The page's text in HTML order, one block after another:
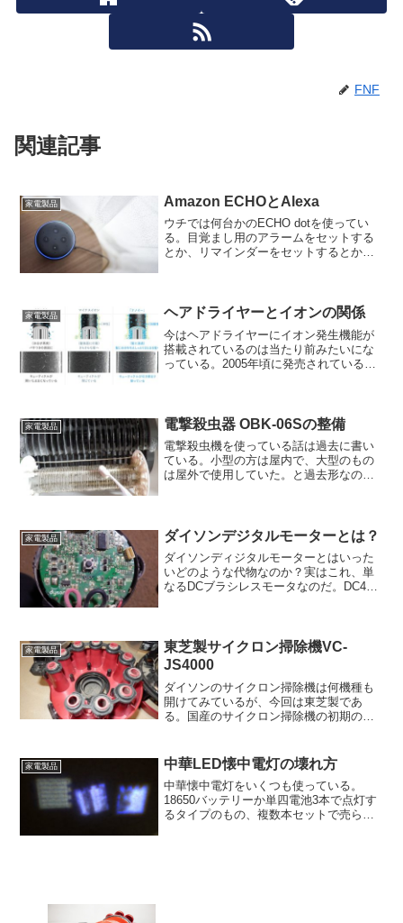
FNF
関連記事
家電製品 Amazon ECHOとAlexa
ウチでは何台かのECHO dotを使ってい
る。目覚まし用のアラームをセットする
とか、リマインダーをセットするとか、
来るが、一番使用頻...
家電製品 ヘアドライヤーとイオンの関係
今はヘアドライヤーにイオン発生機能が
搭載されているのは当たり前みたいにな
っている。2005年頃に発売されている各
いだろうか。上の図はP...
家電製品 電撃殺虫器 OBK-06Sの整備
電撃殺虫機を使っている話は過去に書い
ている。小型の方は屋内で、大型のもの
は屋外で使用していた。と過去形なの
けるならもっと大型のものが...
家電製品 ダイソンデジタルモーターとは？
ダイソンディジタルモーターとはいった
いどのような代物なのか？実はこれ、単
なるDCブラシレスモータなのだ。DC45
考えて3相...
家電製品
東芝製サイクロン掃除機VC-
JS4000
ダイソンのサイクロン掃除機は何機種も
開けてみているが、今回は東芝製であ
る。国産のサイクロン掃除機の初期のも
た。しかしその後はダイソン同様に、サ
イクロン機構が2段になった...
家電製品 中華LED懐中電灯の壊れ方
中華懐中電灯をいくつも使っている。
18650バッテリーか単四電池3本で点灯す
るタイプのもの、複数本セットで売られ